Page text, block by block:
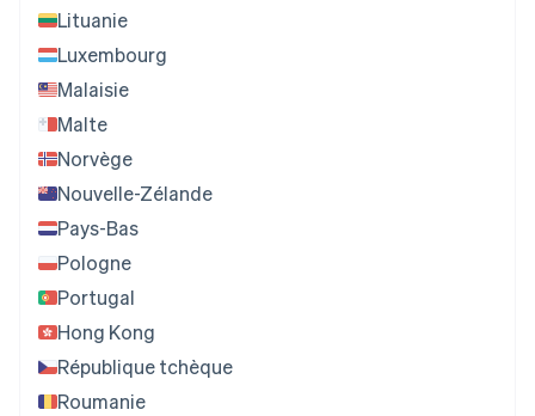
Lituanie
Luxembourg
Malaisie
Malte
Norvège
Nouvelle-Zélande
Pays-Bas
Pologne
Portugal
Hong Kong
République tchèque
Roumanie